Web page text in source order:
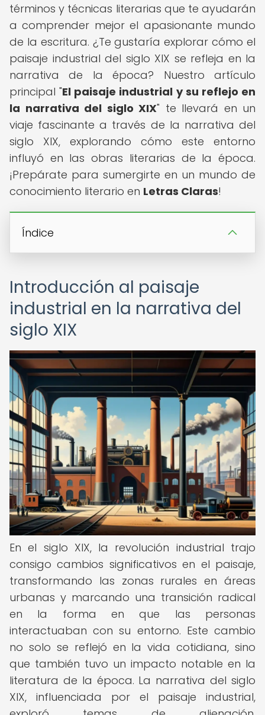
términos y técnicas literarias que te ayudarán
a comprender mejor el apasionante mundo
de la escritura. ¿Te gustaría explorar cómo el
paisaje industrial del siglo XIX se refleja en la
narrativa de la época? Nuestro artículo
principal "El paisaje industrial y su reflejo en
la narrativa del siglo XIX" te llevará en un
viaje fascinante a través de la narrativa del
siglo XIX, explorando cómo este entorno
influyó en las obras literarias de la época.
¡Prepárate para sumergirte en un mundo de
conocimiento literario en Letras Claras!
Índice
Introducción al paisaje
industrial en la narrativa del
siglo XIX
En el siglo XIX, la revolución industrial trajo
consigo cambios significativos en el paisaje,
transformando las zonas rurales en áreas
urbanas y marcando una transición radical
en la forma en que las personas
interactuaban con su entorno. Este cambio
no solo se reflejó en la vida cotidiana, sino
que también tuvo un impacto notable en la
literatura de la época. La narrativa del siglo
XIX, influenciada por el paisaje industrial,